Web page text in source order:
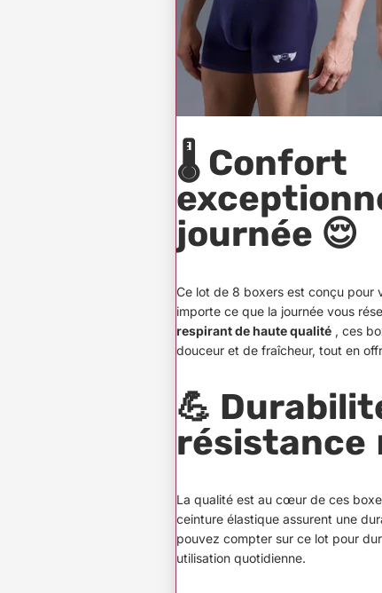
🌡️ Confort
journée 😌
Ce lot de 8 boxers est conçu pour
importe ce que la journée vous
respirant de haute qualité , ces
douceur et de fraîcheur, tout en
💪
résistance
La qualité est au cœur de ces
ceinture élastique assurent une
pouvez compter sur ce lot pour
utilisation quotidienne.